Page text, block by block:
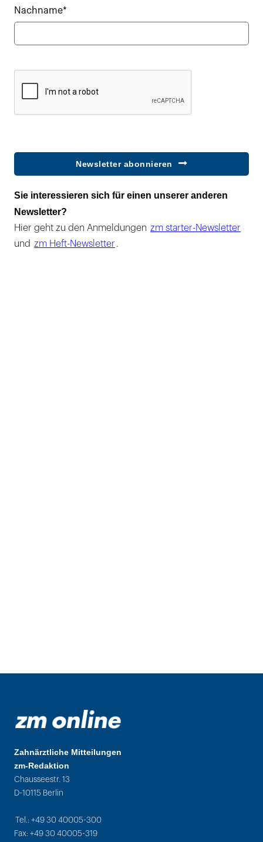
Nachname*
Newsletter abonnieren
Sie interessieren sich für einen unserer anderen
Newsletter?
Hier geht zu den Anmeldungen zm starter-Newsletter
und zm Heft-Newsletter .
Zahnärztliche Mitteilungen
zm-Redaktion
Chausseestr. 13
D-10115 Berlin
Tel.: +49 30 40005-300
Fax: +49 30 40005-319